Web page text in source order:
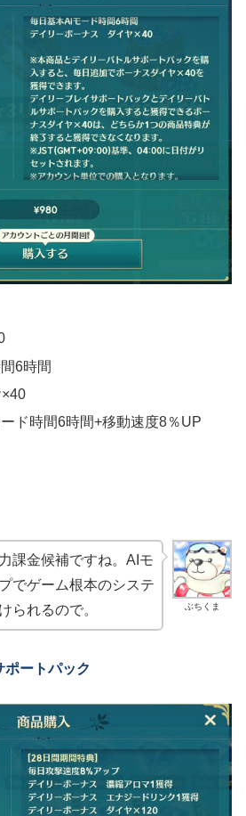
6時間
ド時間6時間+移動速度8％UP
ぶちくま
課金候補ですね。AIモ
でゲーム根本のシステ
られるので。
ポートパック